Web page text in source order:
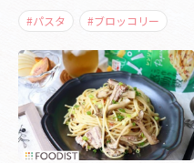
#パスタ #ブロッコリー